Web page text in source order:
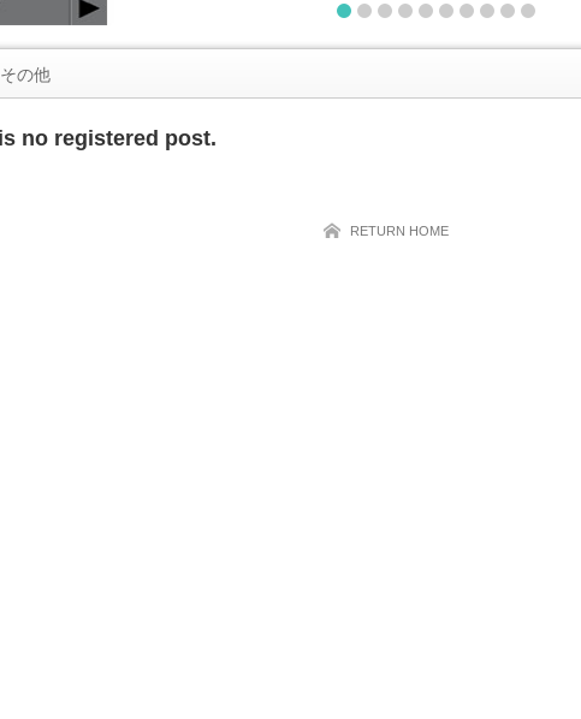
1 2 3 4 5 6 7 8 9
の他
no registered post.
RETURN HOME